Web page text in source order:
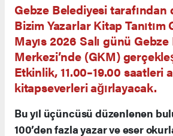
Gebze Belediyesi tarafından
Bizim Yazarlar Kitap Tanıtım
Mayıs 2026 Salı günü
Merkezi’nde (GKM)
Etkinlik, 11.00–19.00 saatleri
kitapseverleri ağırlayacak.
Bu yıl üçüncüsü düzenlenen
100’den fazla yazar ve eser